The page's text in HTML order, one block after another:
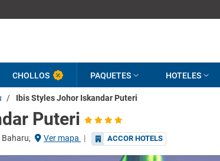
CHOLLOS PAQUETES HOTELES
/ Ibis Styles Johor Iskandar Puteri
Puteri
Ver mapa | ACCOR HOTELS